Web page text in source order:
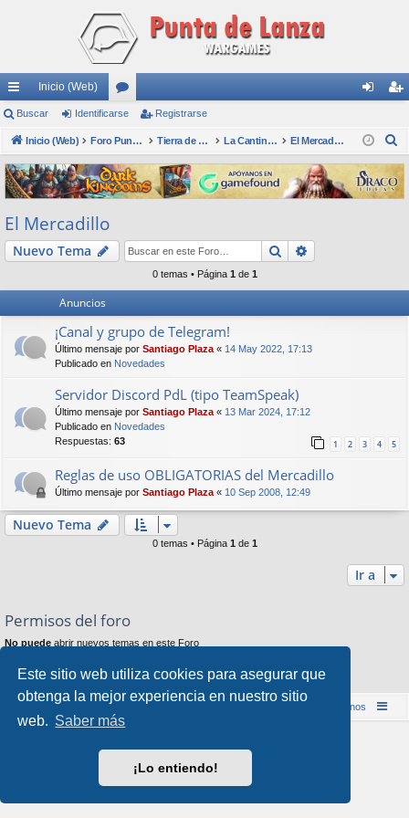
Este sitio web utiliza cookies para asegurar que
obtenga la mejor experiencia en nuestro sitio
web. Saber más
¡Lo entiendo!
nl
ac
es
rá
pi
do
Inicio (Web)
or
os nti
fic
ar
ist
ra
rs
Buscar Identificarse Registrarse
Inicio (Web) Foro Punta de Lanza Wargames Tierra de nadie La Cantina - Die Kneipe El Mercadillo
s
c
El Mercadillo
Nuevo Tema Buscar
0 temas • Página 1 de 1
Anuncios
¡Canal y grupo de Telegram!
Último mensaje por Santiago Plaza « 14 May 2022, 17:13
Publicado en Novedades
Servidor Discord PdL (tipo TeamSpeak)
Último mensaje por Santiago Plaza « 13 Mar 2024, 17:12
Publicado en Novedades
Respuestas: 63 1 2 3 4 5
Reglas de uso OBLIGATORIAS del Mercadillo
Último mensaje por Santiago Plaza « 10 Sep 2008, 12:49
Nuevo Tema
0 temas • Página 1 de 1
Ir a
Permisos del foro
No puede abrir nuevos temas en este Foro
No puede
editar sus mensajes en este Foro
No puedeborrar sus mensajes en este Foro
Inicio (Web) Foro Punta de Lanza Wargames Contáctenos
halilesen
Traducción al español por
Privacidad|Condiciones